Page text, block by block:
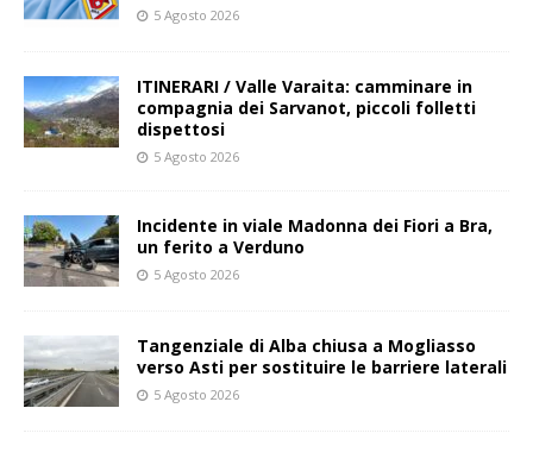
5 Agosto 2026
ITINERARI / Valle Varaita: camminare in
compagnia dei Sarvanot, piccoli folletti
dispettosi
5 Agosto 2026
Incidente in viale Madonna dei Fiori a Bra,
un ferito a Verduno
5 Agosto 2026
Tangenziale di Alba chiusa a Mogliasso
verso Asti per sostituire le barriere laterali
5 Agosto 2026